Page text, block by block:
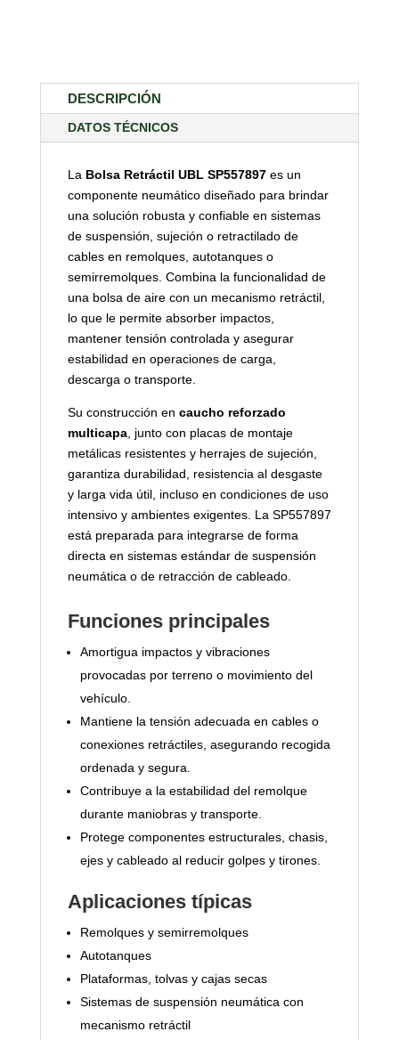
DESCRIPCIÓN
DATOS TÉCNICOS
La Bolsa Retráctil UBL SP557897es un
componente neumático diseñado para brindar
una solución robusta y confiable en sistemas
de suspensión, sujeción o retractilado de
cables en remolques, autotanques o
semirremolques. Combina la funcionalidad de
una bolsa de aire con un mecanismo retráctil,
lo que le permite absorber impactos,
mantener tensión controlada y asegurar
estabilidad en operaciones de carga,
descarga o transporte.
Su construcción en caucho reforzado
multicapa, junto con placas de montaje
metálicas resistentes y herrajes de sujeción,
garantiza durabilidad, resistencia al desgaste
y larga vida útil, incluso en condiciones de uso
intensivo y ambientes exigentes. La SP557897
está preparada para integrarse de forma
directa en sistemas estándar de suspensión
neumática o de retracción de cableado.
Funciones principales
Amortigua impactos y vibraciones
provocadas por terreno o movimiento del
vehículo.
Mantiene la tensión adecuada en cables o
conexiones retráctiles, asegurando recogida
ordenada y segura.
Contribuye a la estabilidad del remolque
durante maniobras y transporte.
Protege componentes estructurales, chasis,
ejes y cableado al reducir golpes y tirones.
Aplicaciones típicas
Remolques y semirremolques
Autotanques
Plataformas, tolvas y cajas secas
Sistemas de suspensión neumática con
mecanismo retráctil